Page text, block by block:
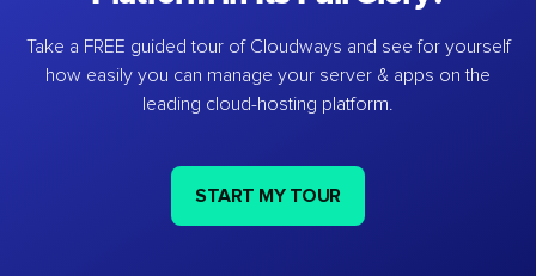
Take a FREE guided tour of Cloudways and see for yourself
how easily you can manage your server & apps on the
leading cloud-hosting platform.
START MY TOUR